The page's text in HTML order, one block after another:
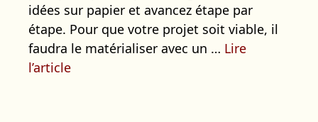
idées sur papier et avancez étape par
étape. Pour que votre projet soit viable, il
faudra le matérialiser avec un … Lire
l’article